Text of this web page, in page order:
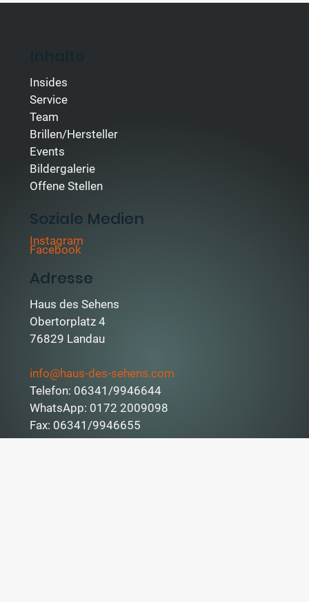
Insides
Service
Team
Brillen/Hersteller
Events
Bildergalerie
Offene Stellen
Soziale Medien
Instagram
Facebook
Adresse
Haus des Sehens
Obertorplatz 4
76829 Landau
info@haus-des-sehens.com
Telefon: 06341/9946644
WhatsApp: 0172 2009098
Fax: 06341/9946655